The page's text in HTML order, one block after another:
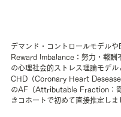
デマンド・コントロールモデル
Reward Imbalance：努力・報酬
の心理社会的ストレス理論モデル
CHD（Coronary Heart
のAF（Attributable Fraction：
きコホートで初めて直接推定しま